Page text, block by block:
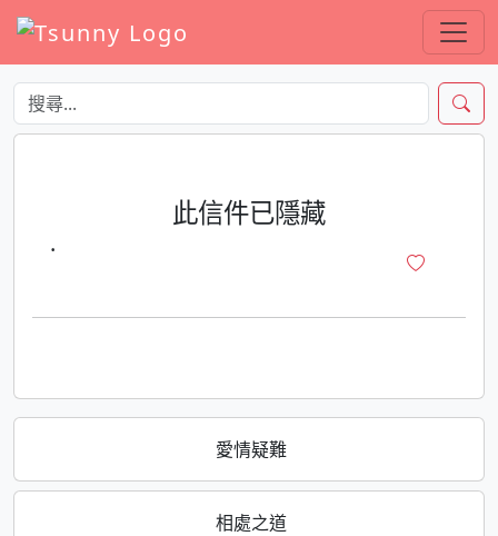
愛情疑難
相處之道
此信件已隱藏
·